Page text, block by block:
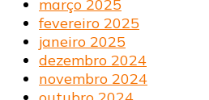
março 2025
fevereiro 2025
janeiro 2025
dezembro 2024
novembro 2024